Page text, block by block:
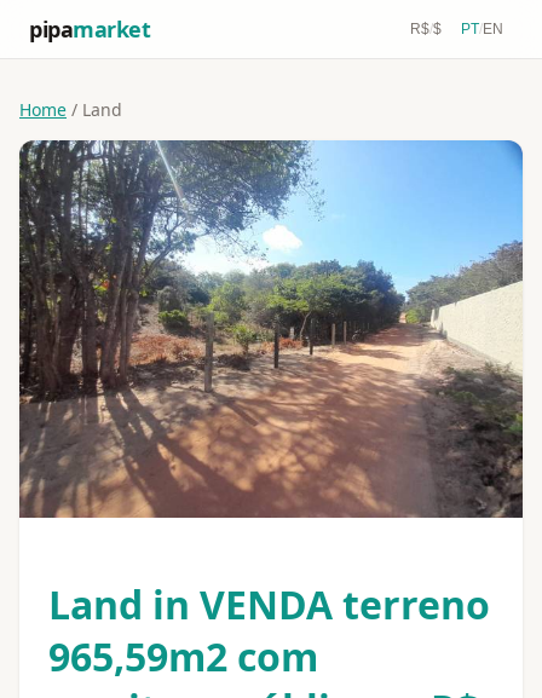
pipamarket R$/$ PT/EN
Home / Land
Land in VENDA terreno
965,59m2 com